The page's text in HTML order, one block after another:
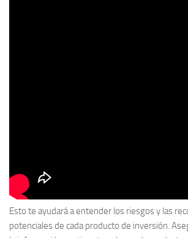
Esto te ayudará a entender los riesgos y las
potenciales de cada producto de inversión.